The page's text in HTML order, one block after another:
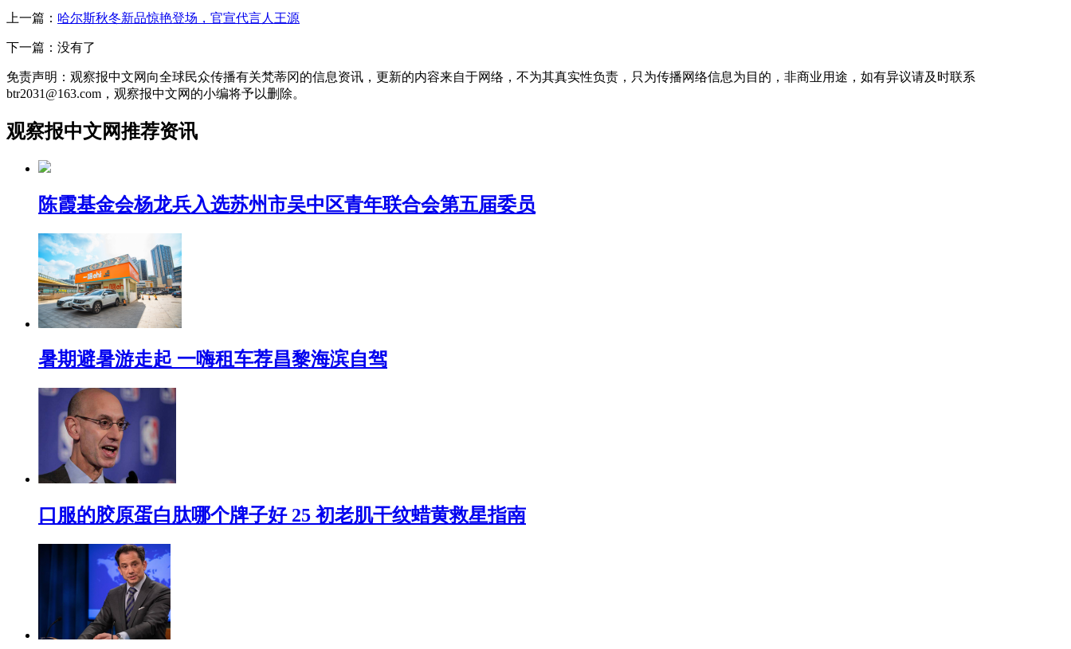
上一篇： 哈尔斯秋冬新品惊艳登场，官宣代言人王源
下一篇：没有了
免责声明：观察报中文网向全球民众传播有关梵蒂冈的信息资讯，更新的内容来自于网络，不为其真实性负责，只为传播网络信息为目的，非商业用途，如有异议请及时联系
btr2031@163.com，观察报中文网的小编将予以删除。
观察报中文网推荐资讯
陈霞基金会杨龙兵入选苏州市吴中区青年联合会第五届委员
暑期避暑游走起 一嗨租车荐昌黎海滨自驾
口服的胶原蛋白肽哪个牌子好 25 初老肌干纹蜡黄救星指南